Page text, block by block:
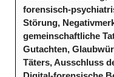
forensisch-
Störung,
gemeinschaftliche
Gutachten,
Täters, Ausschluss